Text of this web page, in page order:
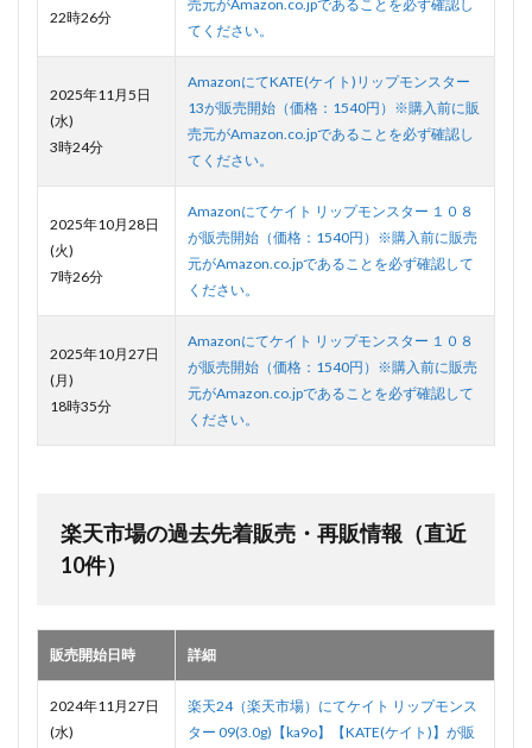
22時26分
売元がAmazon.co.jpであることを必ず確認し
てください。
2025年11月5日
(水)
3時24分
AmazonにてKATE(ケイト)リップモンスター
13が販売開始（価格：1540円）※購入前に販
売元がAmazon.co.jpであることを必ず確認し
てください。
2025年10月28日
(火)
7時26分
Amazonにてケイト リップモンスター １０８
が販売開始（価格：1540円）※購入前に販売
元がAmazon.co.jpであることを必ず確認して
ください。
2025年10月27日
(月)
18時35分
Amazonにてケイト リップモンスター １０８
が販売開始（価格：1540円）※購入前に販売
元がAmazon.co.jpであることを必ず確認して
ください。
楽天市場の過去先着販売・再販情報（直近
10件）
販売開始日時 詳細
2024年11月27日
(水)
楽天24（楽天市場）にてケイト リップモンス
ター 09(3.0g)【ka9o】【KATE(ケイト)】が販